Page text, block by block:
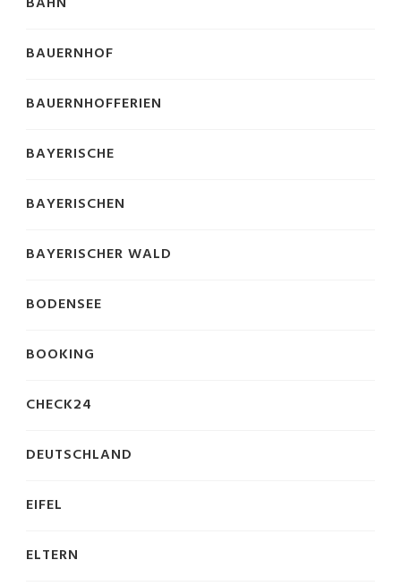
BAUERNHOF
BAUERNHOFFERIEN
BAYERISCHE
BAYERISCHEN
BAYERISCHER WALD
BODENSEE
BOOKING
CHECK24
DEUTSCHLAND
EIFEL
ELTERN